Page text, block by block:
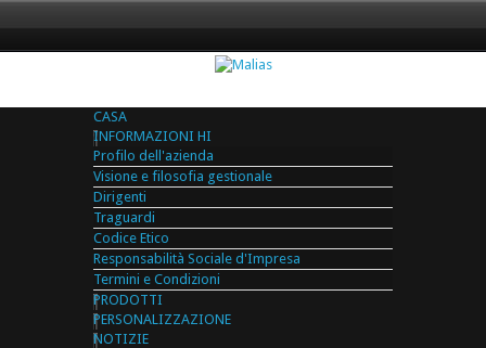
CASA
INFORMAZIONI HI
Profilo dell'azienda
Visione e filosofia gestionale
Dirigenti
Traguardi
Codice Etico
Responsabilità Sociale d'Impresa
Termini e Condizioni
PRODOTTI
PERSONALIZZAZIONE
NOTIZIE